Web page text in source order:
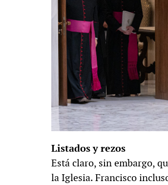
Listados y rezos
Está claro, sin embargo,
la Iglesia. Francisco